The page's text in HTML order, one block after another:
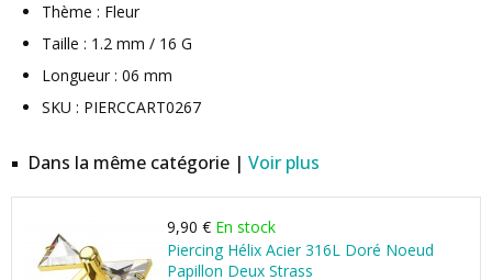
Thème : Fleur
Taille : 1.2 mm / 16 G
Longueur : 06 mm
SKU : PIERCCART0267
Dans la même catégorie | Voir plus
9,90 € En stock
Piercing Hélix Acier 316L Doré Noeud
Papillon Deux Strass